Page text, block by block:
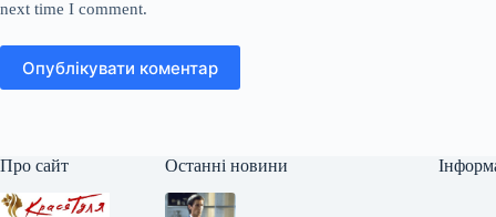
next time I comment.
Опублікувати коментар
Про сайт Останні новини